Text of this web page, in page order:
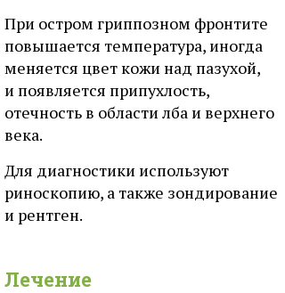
При остром гриппозном фронтите
повышается температура, иногда
меняется цвет кожи над пазухой,
и появляется припухлость,
отечность в области лба и верхнего
века.
Для диагностики используют
риноскопию, а также зондирование
и рентген.
Лечение